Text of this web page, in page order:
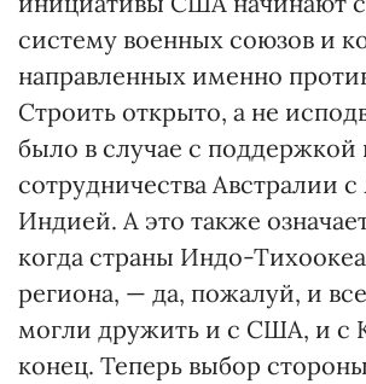
систему военных союзов и
направленных именно
Строить открыто, а не
было в случае с поддержкой
сотрудничества Австралии
Индией. А это также
когда страны Индо-
региона, — да, пожалуй, и
могли дружить и с США, и с
конец. Теперь выбор